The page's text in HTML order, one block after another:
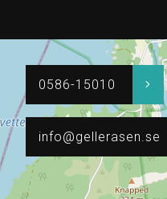
0586-15010
info@gellerasen.se